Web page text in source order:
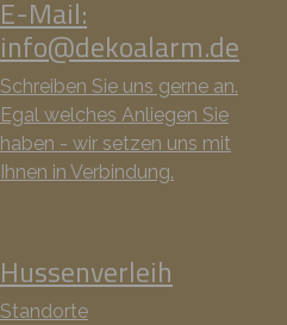
E-Mail:
info@dekoalarm.de
Schreiben Sie uns gerne an.
Egal welches Anliegen Sie
haben - wir setzen uns mit
Ihnen in Verbindung.
Hussenverleih
Standorte